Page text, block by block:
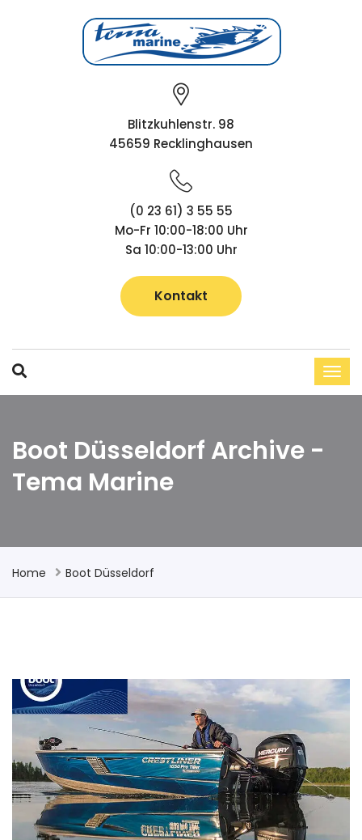
Blitzkuhlenstr. 98
45659 Recklinghausen
(0 23 61) 3 55 55
Mo-Fr 10:00-18:00 Uhr
Sa 10:00-13:00 Uhr
Kontakt
Boot Düsseldorf Archive -
Tema Marine
Home Boot Düsseldorf